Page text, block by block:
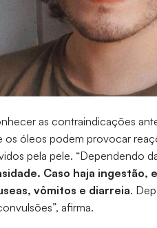
as contraindicações
os óleos podem provocar
pela pele. “Dependendo
Caso haja ingestão,
vômitos e diarreia.
afirma.